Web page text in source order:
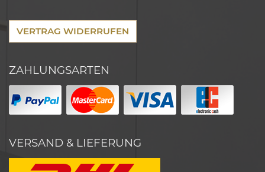
VERTRAG WIDERRUFEN
ZAHLUNGSARTEN
VERSAND & LIEFERUNG